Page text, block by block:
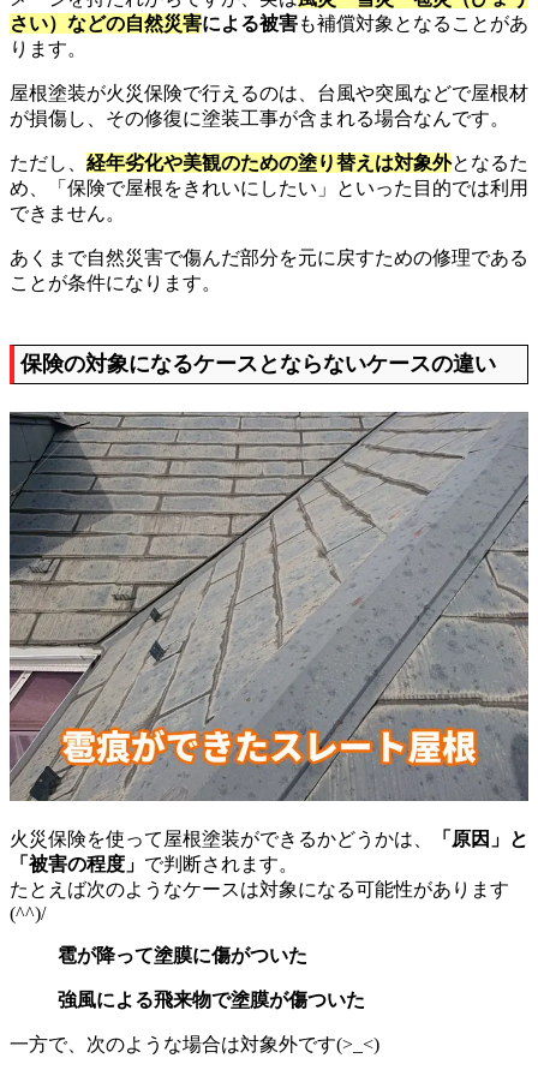
さい）などの自然災害による被害も補償対象となることがあ
ります。
屋根塗装が火災保険で行えるのは、台風や突風などで屋根材
が損傷し、その修復に塗装工事が含まれる場合なんです。
ただし、 経年劣化や美観のための塗り替えは対象外となるた
め、「保険で屋根をきれいにしたい」といった目的では利用
できません。
あくまで自然災害で傷んだ部分を元に戻すための修理である
ことが条件になります。
保険の対象になるケースとならないケースの違い
火災保険を使って屋根塗装ができるかどうかは、
「原因」と
「被害の程度」 で判断されます。
たとえば次のようなケースは対象になる可能性があります
(^^)/
雹が降って塗膜に傷がついた
強風による飛来物で塗膜が傷ついた
一方で、次のような場合は対象外です(>_<)